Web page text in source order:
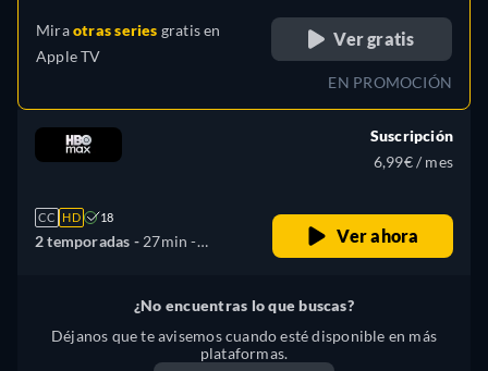
Miraotras series gratis en
Apple TV
Ver gratis
EN PROMOCIÓN
CC HD 18
2 temporadas - 27min -
Suscripción
6,99€ / mes
Ver ahora
¿No encuentras lo que buscas?
Déjanos que te avisemos cuando esté disponible en más
plataformas.